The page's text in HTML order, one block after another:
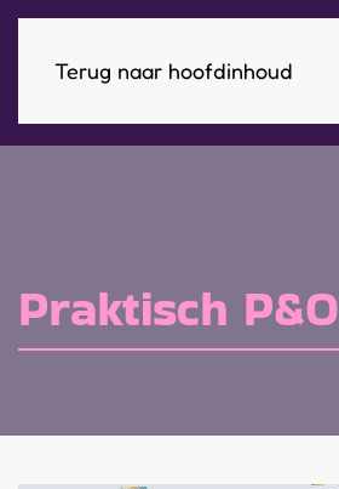
Terug naar hoofdinhoud
Praktisch P&O